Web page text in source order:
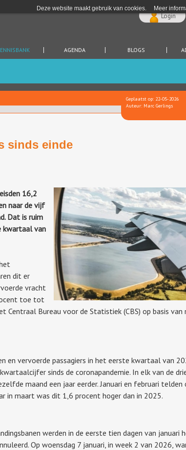
Deze website maakt gebruik van cookies. Meer
Login
AGENDA BLOGS
Geplaatst op: 22-05-2026
Auteur: Marc Gerlings
sinds einde
16,2
naar de vijf
Dat is ruim
kwartaal van
dit er
vracht
toe tot
Bureau voor de Statistiek (CBS) op basis van
en vervoerde passagiers in het eerste kwartaal van
sinds de coronapandemie. In elk van de
maand een jaar eerder. Januari en februari telden
in maart was dit 1,6 procent hoger dan in 2025.
werden in de eerste tien dagen van januari
Op woensdag 7 januari, in week 2 van 2026,